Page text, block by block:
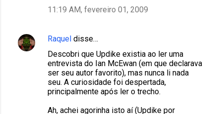
11:19 AM, fevereiro 01, 2009
Raquel disse…
Descobri que Updike existia ao ler uma
entrevista do Ian McEwan (em que declarava
ser seu autor favorito), mas nunca li nada
seu. A curiosidade foi despertada,
principalmente após ler o trecho.
Ah, achei agorinha isto aí (Updike por